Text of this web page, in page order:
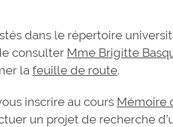
dans le répertoire
consulter Mme Brigitte
lafeuille de route.
inscrire au cours Mémoire
un projet de recherche